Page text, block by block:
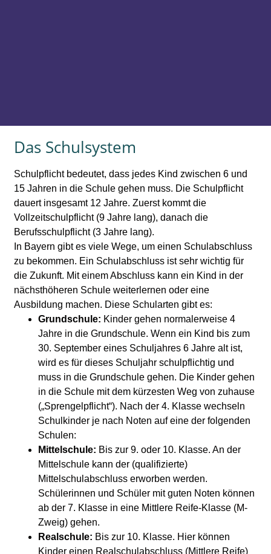
Das Schulsystem
Schulpflicht bedeutet, dass jedes Kind zwischen 6 und
15 Jahren in die Schule gehen muss. Die Schulpflicht
dauert insgesamt 12 Jahre. Zuerst kommt die
Vollzeitschulpflicht (9 Jahre lang), danach die
Berufsschulpflicht (3 Jahre lang).
In Bayern gibt es viele Wege, um einen Schulabschluss
zu bekommen. Ein Schulabschluss ist sehr wichtig für
die Zukunft. Mit einem Abschluss kann ein Kind in der
nächsthöheren Schule weiterlernen oder eine
Ausbildung machen. Diese Schularten gibt es:
Grundschule: Kinder gehen normalerweise 4
Jahre in die Grundschule. Wenn ein Kind bis zum
30. September eines Schuljahres 6 Jahre alt ist,
wird es für dieses Schuljahr schulpflichtig und
muss in die Grundschule gehen. Die Kinder gehen
in die Schule mit dem kürzesten Weg von zuhause
(„Sprengelpflicht“). Nach der 4. Klasse wechseln
Schulkinder je nach Noten auf eine der folgenden
Schulen:
Mittelschule: Bis zur 9. oder 10. Klasse. An der
Mittelschule kann der (qualifizierte)
Mittelschulabschluss erworben werden.
Schülerinnen und Schüler mit guten Noten können
ab der 7. Klasse in eine Mittlere Reife-Klasse (M-
Zweig) gehen.
Realschule: Bis zur 10. Klasse. Hier können
Kinder einen Realschulabschluss (Mittlere Reife)